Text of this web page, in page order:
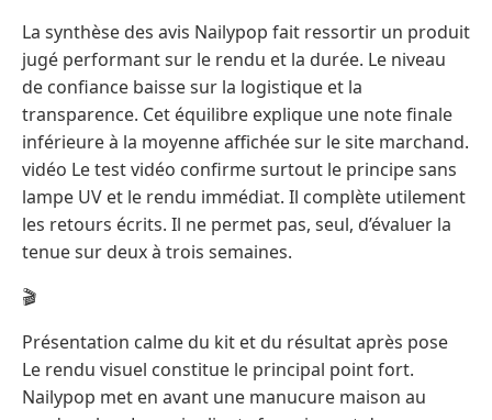
La synthèse des avis Nailypop fait ressortir un produit
jugé performant sur le rendu et la durée. Le niveau
de confiance baisse sur la logistique et la
transparence. Cet équilibre explique une note finale
inférieure à la moyenne affichée sur le site marchand.
vidéo Le test vidéo confirme surtout le principe sans
lampe UV et le rendu immédiat. Il complète utilement
les retours écrits. Il ne permet pas, seul, d’évaluer la
tenue sur deux à trois semaines.
🎬
Présentation calme du kit et du résultat après pose
Le rendu visuel constitue le principal point fort.
Nailypop met en avant une manucure maison au